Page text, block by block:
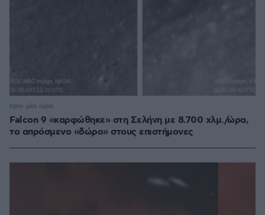
Falcon 9 «καρφώθηκε» στη Σελήνη με 8.700 χλμ./ώρα,
το απρόσμενο «δώρο» στους επιστήμονες
πριν μία ώρα